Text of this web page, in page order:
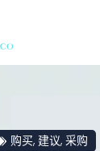
购买, 建议, 采购